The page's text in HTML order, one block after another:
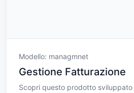
Modello: managmnet
Gestione Fatturazione
Scopri questo prodotto